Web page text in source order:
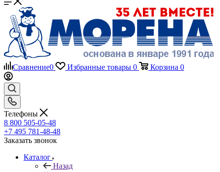
Сравнение0 Избранные товары 0 Корзина 0
Телефоны
8 800 505-05-48
+7 495 781-48-48
Заказать звонок
Каталог
Назад